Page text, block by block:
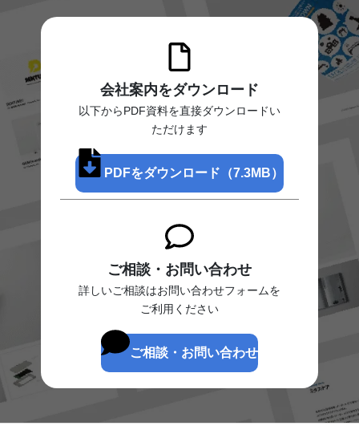
会社案内をダウンロード
以下からPDF資料を直接ダウンロードい
ただけます
PDFをダウンロード（7.3MB）
ご相談・お問い合わせ
詳しいご相談はお問い合わせフォームを
ご利用ください
ご相談・お問い合わせ